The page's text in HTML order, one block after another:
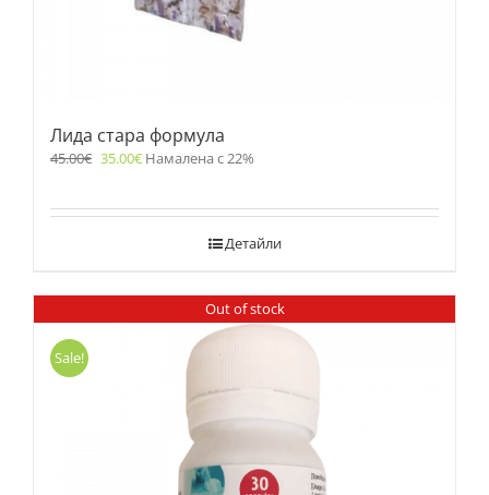
Лида стара формула
45.00€ 35.00€ Намалена с 22%
Детайли
Out of stock
Sale!